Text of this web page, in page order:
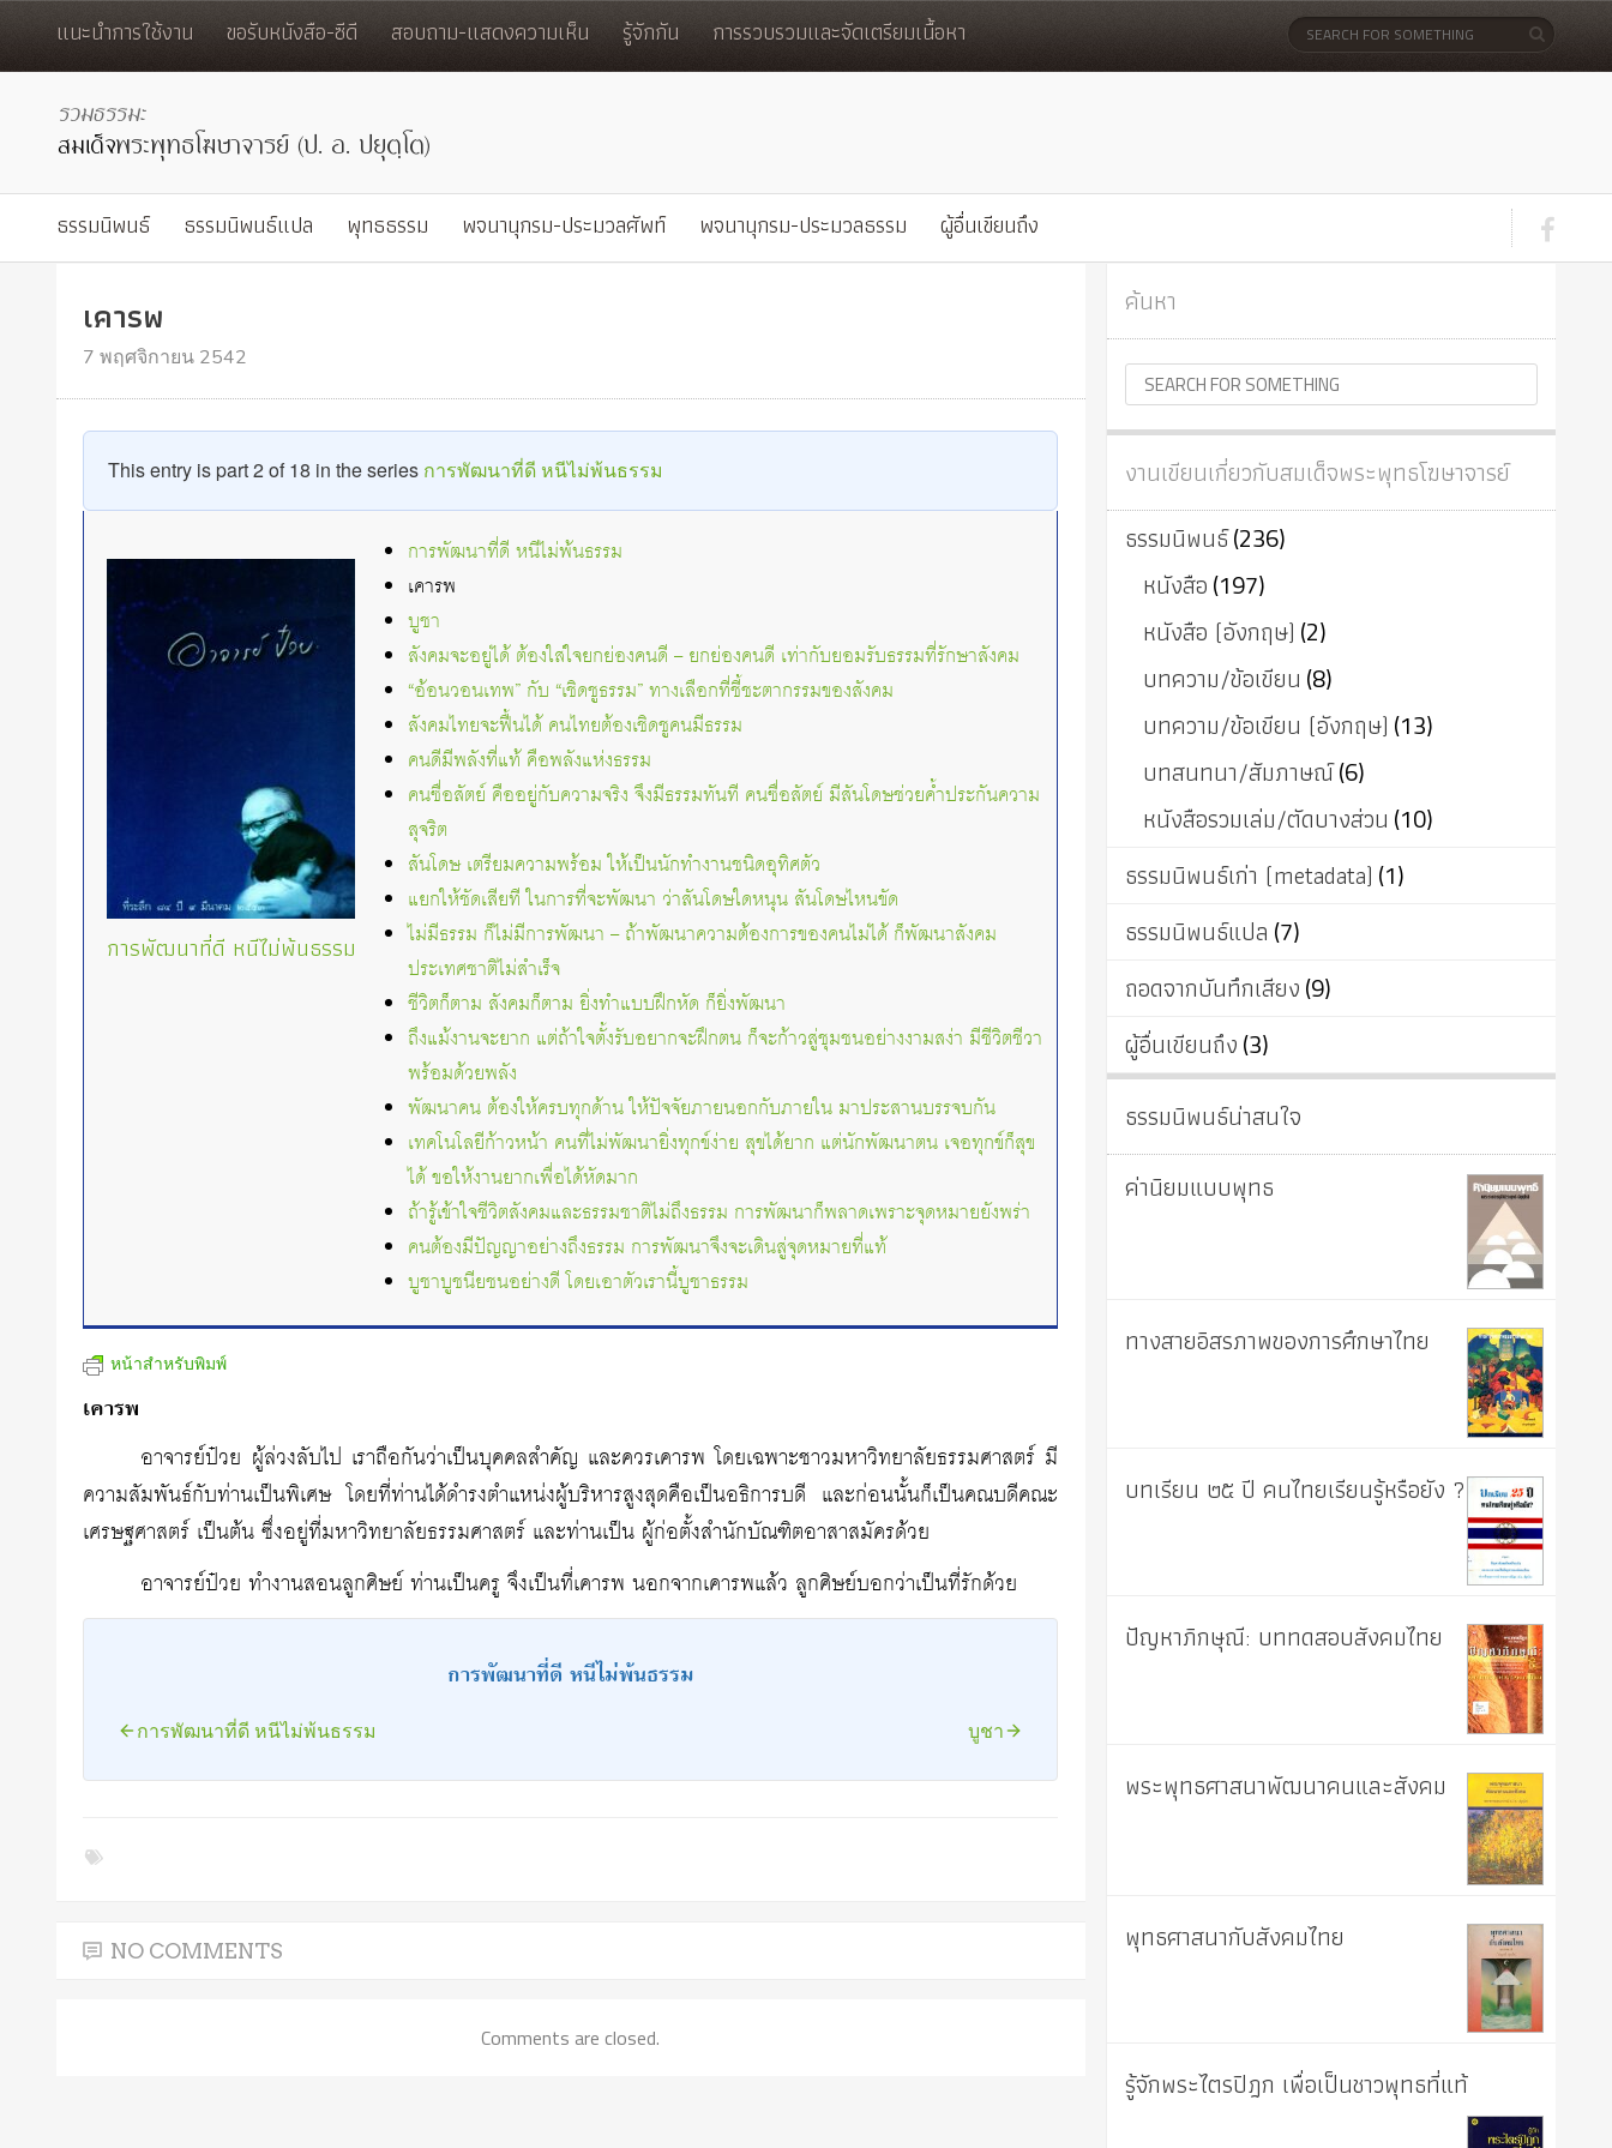
แนะนำการใช้งาน ขอรับหนังสือ-ซีดี สอบถาม-แสดงความเห็น รู้จักกัน การรวบรวมและจัดเตรียมเนื้อหา
ธรรมนิพนธ์ ธรรมนิพนธ์แปล พุทธธรรม พจนานุกรม-ประมวลศัพท์ พจนานุกรม-ประมวลธรรม ผู้อื่นเขียนถึง
เคารพ
7 พฤศจิกายน 2542
This entry is part 2 of 18 in the series การพัฒนาที่ดี หนีไม่พ้นธรรม
การพัฒนาที่ดี หนีไม่พ้นธรรม
การพัฒนาที่ดี หนีไม่พ้นธรรม
เคารพ
บูชา
สังคมจะอยู่ได้ ต้องใส่ใจยกย่องคนดี – ยกย่องคนดี เท่ากับยอมรับธรรมที่รักษาสังคม
“อ้อนวอนเทพ” กับ “เชิดชูธรรม” ทางเลือกที่ชี้ชะตากรรมของสังคม
สังคมไทยจะฟื้นได้ คนไทยต้องเชิดชูคนมีธรรม
คนดีมีพลังที่แท้ คือพลังแห่งธรรม
คนซื่อสัตย์ คืออยู่กับความจริง จึงมีธรรมทันที คนซื่อสัตย์ มีสันโดษช่วยค้ำประกันความ
สุจริต
สันโดษ เตรียมความพร้อม ให้เป็นนักทำงานชนิดอุทิศตัว
แยกให้ชัดเสียที ในการที่จะพัฒนา ว่าสันโดษใดหนุน สันโดษไหนขัด
ไม่มีธรรม ก็ไม่มีการพัฒนา – ถ้าพัฒนาความต้องการของคนไม่ได้ ก็พัฒนาสังคม
ประเทศชาติไม่สำเร็จ
ชีวิตก็ตาม สังคมก็ตาม ยิ่งทำแบบฝึกหัด ก็ยิ่งพัฒนา
ถึงแม้งานจะยาก แต่ถ้าใจตั้งรับอยากจะฝึกตน ก็จะก้าวสู่ชุมชนอย่างงามสง่า มีชีวิตชีวา
พร้อมด้วยพลัง
พัฒนาคน ต้องให้ครบทุกด้าน ให้ปัจจัยภายนอกกับภายใน มาประสานบรรจบกัน
เทคโนโลยีก้าวหน้า คนที่ไม่พัฒนายิ่งทุกข์ง่าย สุขได้ยาก แต่นักพัฒนาตน เจอทุกข์ก็สุข
ได้ ขอให้งานยากเพื่อได้หัดมาก
ถ้ารู้เข้าใจชีวิตสังคมและธรรมชาติไม่ถึงธรรม การพัฒนาก็พลาดเพราะจุดหมายยังพร่า
คนต้องมีปัญญาอย่างถึงธรรม การพัฒนาจึงจะเดินสู่จุดหมายที่แท้
บูชาบูชนียชนอย่างดี โดยเอาตัวเรานี้บูชาธรรม
หน้าสำหรับพิมพ์
เคารพ
อาจารย์ป๋วย ผู้ล่วงลับไป เราถือกันว่าเป็นบุคคลสำคัญ และควรเคารพ โดยเฉพาะชาวมหาวิทยาลัยธรรมศาสตร์ มี
ความสัมพันธ์กับท่านเป็นพิเศษ โดยที่ท่านได้ดำรงตำแหน่งผู้บริหารสูงสุดคือเป็นอธิการบดี และก่อนนั้นก็เป็นคณบดีคณะ
เศรษฐศาสตร์ เป็นต้น ซึ่งอยู่ที่มหาวิทยาลัยธรรมศาสตร์ และท่านเป็น ผู้ก่อตั้งสำนักบัณฑิตอาสาสมัครด้วย
อาจารย์ป๋วย ทำงานสอนลูกศิษย์ ท่านเป็นครู จึงเป็นที่เคารพ นอกจากเคารพแล้ว ลูกศิษย์บอกว่าเป็นที่รักด้วย
การพัฒนาที่ดี หนีไม่พ้นธรรม
การพัฒนาที่ดี หนีไม่พ้นธรรม บูชา
NO COMMENTS
Comments are closed.
ค้นหา
งานเขียนเกี่ยวกับสมเด็จพระพุทธโฆษาจารย์
ธรรมนิพนธ์(236)
หนังสือ(197)
หนังสือ (อังกฤษ) (2)
บทความ/ข้อเขียน (8)
บทความ/ข้อเขียน (อังกฤษ) (13)
บทสนทนา/สัมภาษณ์(6)
หนังสือรวมเล่ม/ตัดบางส่วน (10)
ธรรมนิพนธ์เก่า (metadata) (1)
ธรรมนิพนธ์แปล (7)
ถอดจากบันทึกเสียง(9)
ผู้อื่นเขียนถึง(3)
ธรรมนิพนธ์น่าสนใจ
ค่านิยมแบบพุทธ
ทางสายอิสรภาพของการศึกษาไทย
บทเรียน ๒๕ ปี คนไทยเรียนรู้หรือยัง ?
ปัญหาภิกษุณี: บททดสอบสังคมไทย
พระพุทธศาสนาพัฒนาคนและสังคม
พุทธศาสนากับสังคมไทย
รู้จักพระไตรปิฎก เพื่อเป็นชาวพุทธที่แท้